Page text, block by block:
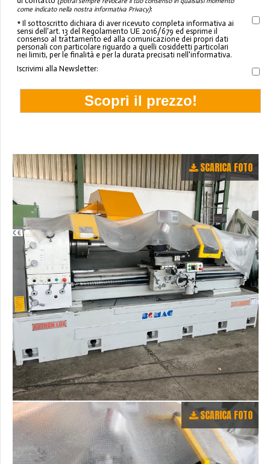
come indicato nella nostra informativa Privacy):
* Il sottoscritto dichiara di aver ricevuto completa informativa ai
sensi dell'art. 13 del Regolamento UE 2016/679 ed esprime il
consenso al trattamento ed alla comunicazione dei propri dati
personali con particolare riguardo a quelli cosiddetti particolari
nei limiti, per le finalità e per la durata precisati nell'informativa.
Iscrivimi alla Newsletter:
SCARICA FOTO
SCARICA FOTO